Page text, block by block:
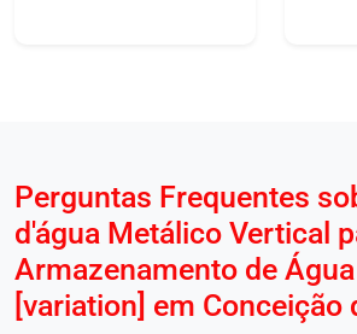
Perguntas Frequentes
d'água Metálico Vertical
Armazenamento de Água
[variation] em Conceição